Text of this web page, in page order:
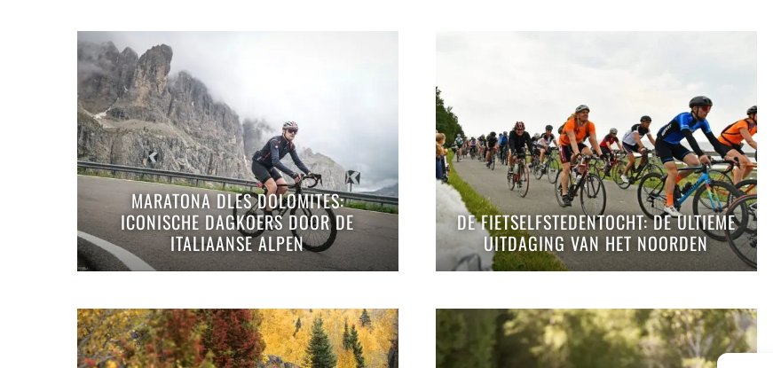
MARATONA DLES DOLOMITES:
ICONISCHE DAGKOERS DOOR DE
ITALIAANSE ALPEN
DE FIETSELFSTEDENTOCHT: DE ULTIEME
UITDAGING VAN HET NOORDEN